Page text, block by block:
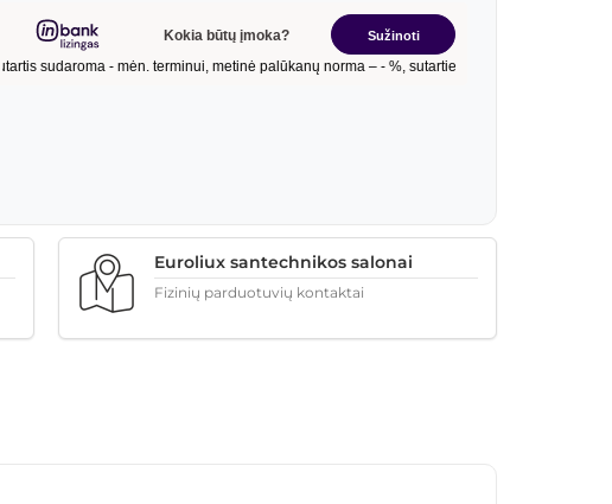
Euroliux santechnikos salonai
Fizinių parduotuvių kontaktai